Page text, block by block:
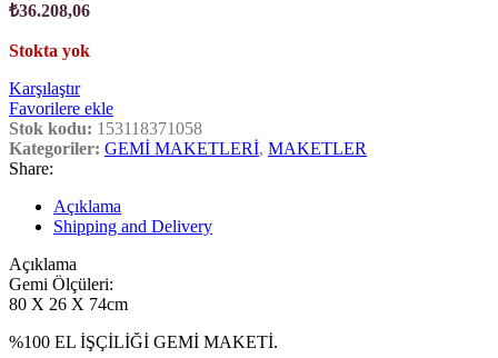
₺36.208,06
Stokta yok
Karşılaştır
Favorilere ekle
Stok kodu: 153118371058
Kategoriler: GEMİ MAKETLERİ, MAKETLER
Share:
Açıklama
Shipping and Delivery
Açıklama
Gemi Ölçüleri:
80 X 26 X 74cm
%100 EL İŞÇİLİĞİ GEMİ MAKETİ.